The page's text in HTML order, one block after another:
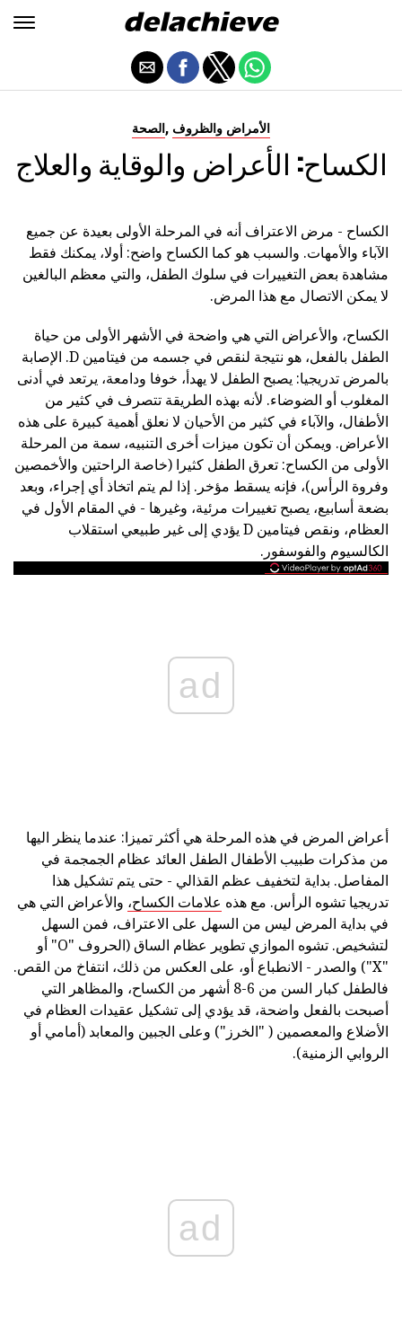
الصحة , الأمراض والظروف
الكساح: الأعراض والوقاية والعلاج
الكساح - مرض الاعتراف أنه في المرحلة الأولى بعيدة عن جميع
الآباء والأمهات. والسبب هو كما الكساح واضح: أولا، يمكنك فقط
مشاهدة بعض التغييرات في سلوك الطفل، والتي معظم البالغين
لا يمكن الاتصال مع هذا المرض.
الكساح، والأعراض التي هي واضحة في الأشهر الأولى من حياة
الطفل بالفعل، هو نتيجة لنقص في جسمه من فيتامين D. الإصابة
بالمرض تدريجيا: يصبح الطفل لا يهدأ، خوفا ودامعة، يرتعد في أدنى
المغلوب أو الضوضاء. لأنه بهذه الطريقة تتصرف في كثير من
الأطفال، والآباء في كثير من الأحيان لا نعلق أهمية كبيرة على هذه
الأعراض. ويمكن أن تكون ميزات أخرى التنبيه، سمة من المرحلة
الأولى من الكساح: تعرق الطفل كثيرا (خاصة الراحتين والأخمصين
وفروة الرأس)، فإنه يسقط مؤخر. إذا لم يتم اتخاذ أي إجراء، وبعد
بضعة أسابيع، يصبح تغييرات مرئية، وغيرها - في المقام الأول في
العظام، ونقص فيتامين D يؤدي إلى غير طبيعي استقلاب
الكالسيوم والفوسفور.
ad
أعراض المرض في هذه المرحلة هي أكثر تميزا: عندما ينظر اليها
من مذكرات طبيب الأطفال الطفل العائد عظام الجمجمة في
المفاصل. بداية لتخفيف عظم القذالي - حتى يتم تشكيل هذا
تدريجيا تشوه الرأس. مع هذه علامات الكساح، والأعراض التي هي
في بداية المرض ليس من السهل على الاعتراف، فمن السهل
لتشخيص. تشوه الموازي تطوير عظام الساق (الحروف "O" أو
"X") والصدر - الانطباع أو، على العكس من ذلك، انتفاخ من القص.
فالطفل كبار السن من 6-8 أشهر من الكساح، والمظاهر التي
أصبحت بالفعل واضحة، قد يؤدي إلى تشكيل عقيدات العظام في
الأضلاع والمعصمين ( "الخرز") وعلى الجبين والمعابد (أمامي أو
الروابي الزمنية).
ad